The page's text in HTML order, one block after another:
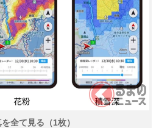
全て見る（1枚）